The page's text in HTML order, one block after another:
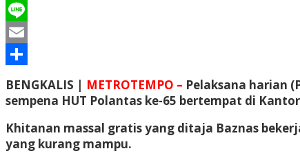
WhatsApp
Line
Email
BENGKALIS | METROTEMPO – Pelaksana harian
sempena HUT Polantas ke-65 bertempat di
Khitanan massal gratis yang ditaja Baznas
yang kurang mampu.